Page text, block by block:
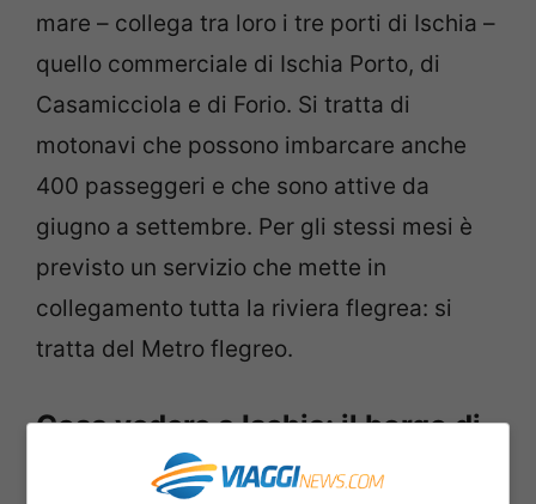
mare – collega tra loro i tre porti di Ischia –
quello commerciale di Ischia Porto, di
Casamicciola e di Forio. Si tratta di
motonavi che possono imbarcare anche
400 passeggeri e che sono attive da
giugno a settembre. Per gli stessi mesi è
previsto un servizio che mette in
collegamento tutta la riviera flegrea: si
tratta del Metro flegreo.
Cosa vedere a Ischia: il borgo di
Sant’Angelo